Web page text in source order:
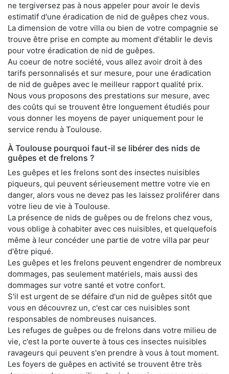
ne tergiversez pas à nous appeler pour avoir le devis
estimatif d'une éradication de nid de guêpes chez vous.
La dimension de votre villa ou bien de votre compagnie se
trouve être prise en compte au moment d'établir le devis
pour votre éradication de nid de guêpes.
Au coeur de notre société, vous allez avoir droit à des
tarifs personnalisés et sur mesure, pour une éradication
de nid de guêpes avec le meilleur rapport qualité prix.
Nous vous proposons des prestations sur mesure, avec
des coûts qui se trouvent être longuement étudiés pour
vous donner les moyens de payer uniquement pour le
service rendu à Toulouse.
À Toulouse pourquoi faut-il se libérer des nids de
guêpes et de frelons ?
Les guêpes et les frelons sont des insectes nuisibles
piqueurs, qui peuvent sérieusement mettre votre vie en
danger, alors vous ne devez pas les laissez proliférer dans
votre lieu de vie à Toulouse.
La présence de nids de guêpes ou de frelons chez vous,
vous oblige à cohabiter avec ces nuisibles, et quelquefois
même à leur concéder une partie de votre villa par peur
d'être piqué.
Les guêpes et les frelons peuvent engendrer de nombreux
dommages, pas seulement matériels, mais aussi des
dommages sur votre santé et votre confort.
S'il est urgent de se défaire d'un nid de guêpes sitôt que
vous en découvrez un, c'est car ces nuisibles sont
responsables de nombreuses nuisances.
Les refuges de guêpes ou de frelons dans votre milieu de
vie, c'est la porte ouverte à tous ces insectes nuisibles
ravageurs qui peuvent s'en prendre à vous à tout moment.
Les foyers de guêpes en activité se trouvent être très